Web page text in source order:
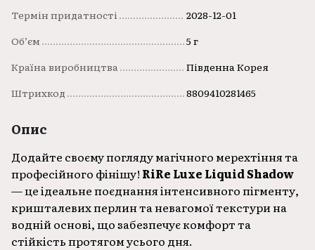
Термін придатності
2028-12-01
Об’єм
5 г
Країна виробництва
Південна Корея
Штрихкод
8809410281465
Опис
Додайте своєму погляду магічного мерехтіння та
професійного фінішу! RiRe Luxe Liquid Shadow
— це ідеальне поєднання інтенсивного пігменту,
кришталевих перлин та невагомої текстури на
водній основі, що забезпечує комфорт та
стійкість протягом усього дня.